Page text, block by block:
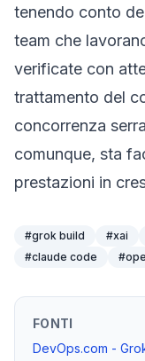
tenendo conto
team che
verificate con
trattamento del
concorrenza
comunque, sta
prestazioni in
#grok build #xai
#claude code #
FONTI
DevOps.com -